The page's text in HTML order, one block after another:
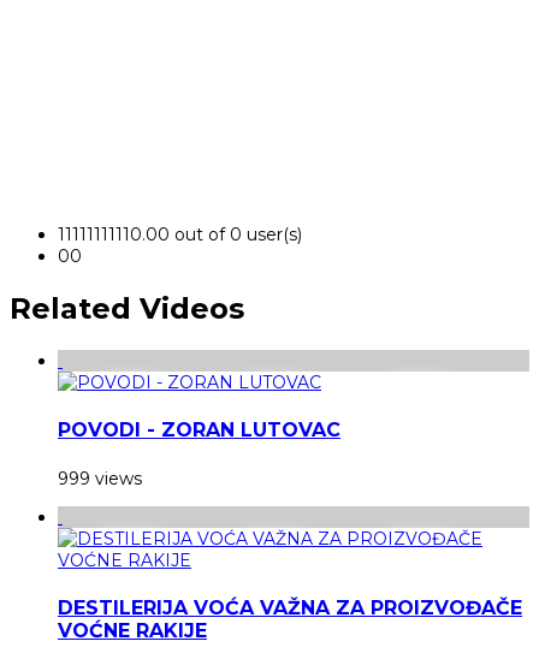
11111111110.00 out of 0 user(s)
00
Related Videos
POVODI - ZORAN LUTOVAC
999 views
DESTILERIJA VOĆA VAŽNA ZA PROIZVOĐAČE
VOĆNE RAKIJE